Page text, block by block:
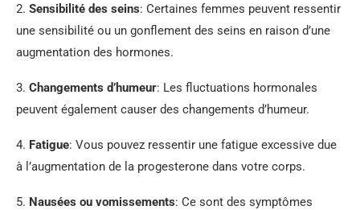
2. Sensibilité des seins: Certaines femmes peuvent ressentir
une sensibilité ou un gonflement des seins en raison d’une
augmentation des hormones.
3. Changements d’humeur: Les fluctuations hormonales
peuvent également causer des changements d’humeur.
4. Fatigue: Vous pouvez ressentir une fatigue excessive due
à l’augmentation de la progesterone dans votre corps.
5. Nausées ou vomissements: Ce sont des symptômes